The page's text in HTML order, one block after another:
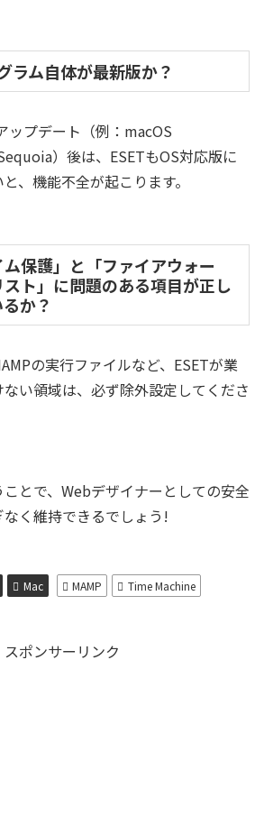
ラム自体が最新版か？
ップデート（例：macOS
）後は、ESETもOS対応版に
、機能不全が起こります。
保護」と「ファイアウォー
ト」に問題のある項目が正し
か？
の実行ファイルなど、ESETが業
い領域は、必ず除外設定してくださ
とで、Webデザイナーとしての安全
く維持できるでしょう!
Mac MAMP
Time Machine
スポンサーリンク